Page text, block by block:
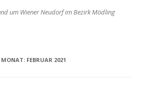
um Wiener Neudorf im Bezirk Mödling
MONAT: FEBRUAR 2021